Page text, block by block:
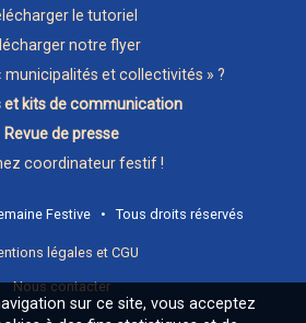
le tutoriel
notre flyer
municipalités et collectivités » ?
et kits de communication
Revue de presse
coordinateur festif !
Festive • Tous droits réservés
légales et CGU
Nous contacter
sur ce site, vous acceptez